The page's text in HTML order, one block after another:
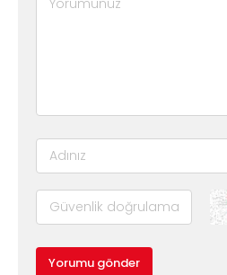
Yorumu gönder